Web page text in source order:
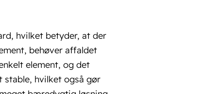
hvilket betyder, at der
behøver affaldet
element, og det
stable, hvilket også gør